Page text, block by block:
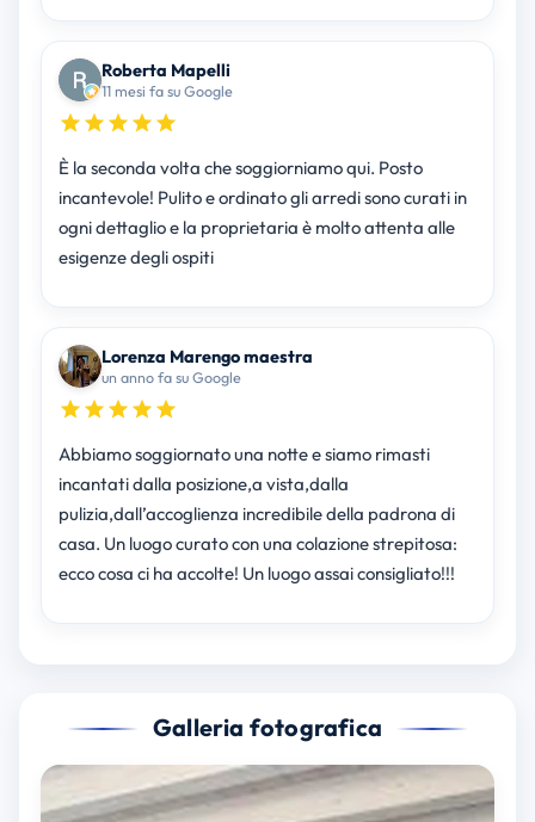
Roberta Mapelli
11 mesi fa su Google
È la seconda volta che soggiorniamo qui. Posto
incantevole! Pulito e ordinato gli arredi sono curati in
ogni dettaglio e la proprietaria è molto attenta alle
esigenze degli ospiti
Lorenza Marengo maestra
un anno fa su Google
Abbiamo soggiornato una notte e siamo rimasti
incantati dalla posizione,a vista,dalla
pulizia,dall’accoglienza incredibile della padrona di
casa. Un luogo curato con una colazione strepitosa:
ecco cosa ci ha accolte! Un luogo assai consigliato!!!
Galleria fotografica